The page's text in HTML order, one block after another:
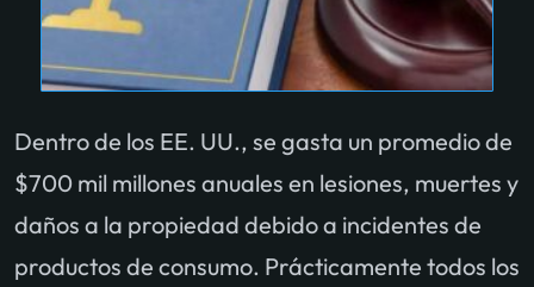
Dentro de los EE. UU., se gasta un promedio de
$700 mil millones anuales en lesiones, muertes y
daños a la propiedad debido a incidentes de
productos de consumo. Prácticamente todos los